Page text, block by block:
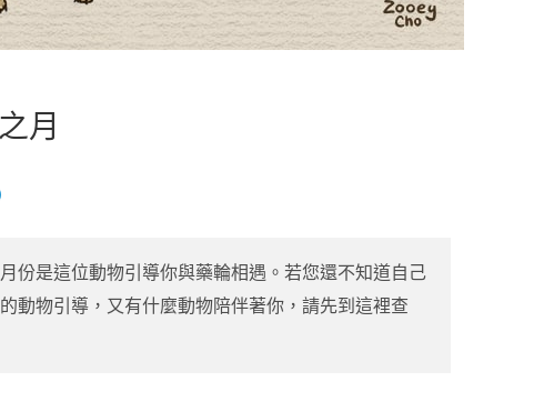
月
份是這位動物引導你與藥輪相遇。若您還不知道自己
動物引導，又有什麼動物陪伴著你，請先到這裡查